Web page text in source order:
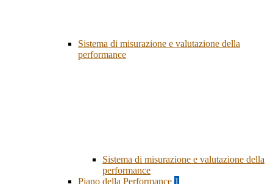
Sistema di misurazione e valutazione della
performance
Sistema di misurazione e valutazione della
performance
Piano della Performance 1